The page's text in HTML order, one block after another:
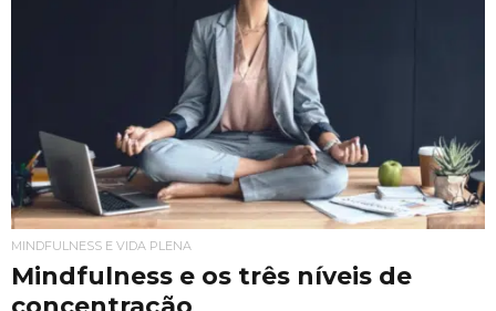
MINDFULNESS E VIDA PLENA
Mindfulness e os três níveis de